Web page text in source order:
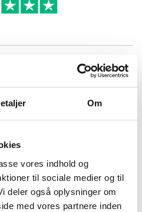
Om
vores indhold og
til sociale medier og til
deler også oplysninger om
med vores partnere inden
INFORMATION
FAQ
1-sæsons sovepose fra det
egner sig til det
er lavet for at give masser af
laves om til et tæppe ved at
Soveposen er fyldt med